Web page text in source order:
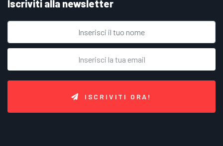
Iscriviti alla newsletter
ISCRIVITI ORA!